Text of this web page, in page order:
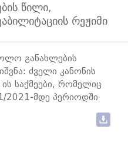
წილი,
რეჟიმი
განახლების
ძველი კანონის
საქმეები, რომელიც
2021-მდე პერიოდში